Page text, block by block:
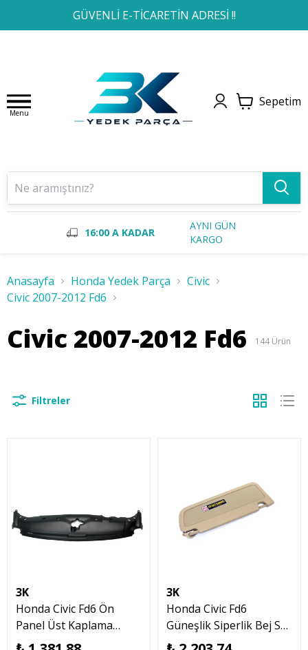
GÜVENLİ E-TİCARETİN ADRESİ !!
1 2 3 4
Menu
Sepetim
16:00 A KADAR
AYNI GÜN
KARGO
Anasayfa Honda Yedek Parça
Civic
Civic 2007-2012 Fd6
Civic 2007-2012 Fd6 144 Ürün
Filtreler
3K
Honda Civic Fd6 Ön
Panel Üst Kaplama
Plastiği Bakaliti 2007
3K
Honda Civic Fd6
Güneşlik Siperlik Bej Sol
2007 2012